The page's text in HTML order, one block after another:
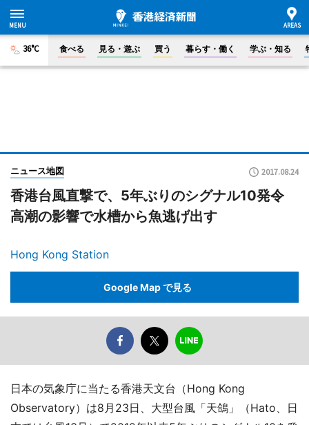
36°C 食べる 見る・遊ぶ 買う 暮らす・働く 学ぶ・知る
ニュース地図 2017.08.24
香港台風直撃で、5年ぶりのシグナル10発令
高潮の影響で水槽から魚逃げ出す
Hong Kong Station
Google Map で見る
日本の気象庁に当たる香港天文台（Hong Kong
Observatory）は8月23日、大型台風「天鴿」（Hato、日